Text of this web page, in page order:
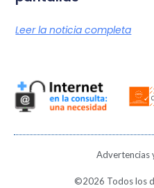
Leer la noticia completa
Advertencias
©2026 Todos los